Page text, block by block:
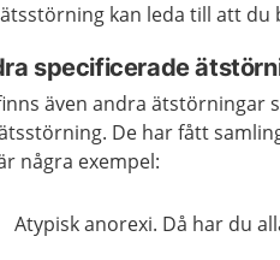
kan leda till att du
specificerade
även andra ätstörningar
De har fått
några exempel:
Atypisk anorexi. Då har du